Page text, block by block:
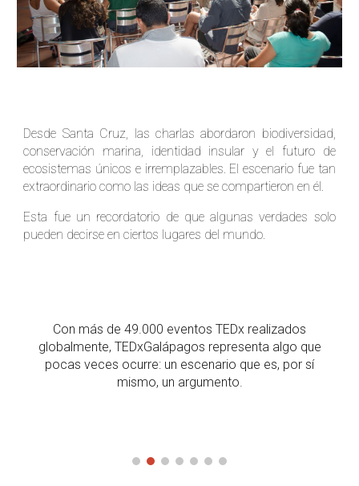
Desde Santa Cruz, las charlas abordaron biodiversidad,
conservación marina, identidad insular y el futuro de
ecosistemas únicos e irremplazables. El escenario fue tan
extraordinario como las ideas que se compartieron en él.
Esta fue un recordatorio de que algunas verdades solo
pueden decirse en ciertos lugares del mundo.
Con más de 49.000 eventos TEDx realizados
globalmente, TEDxGalápagos representa algo que
pocas veces ocurre: un escenario que es, por sí
mismo, un argumento.